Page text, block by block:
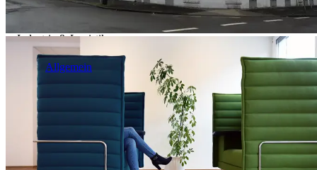
Industrie & Logistik
Allgemein